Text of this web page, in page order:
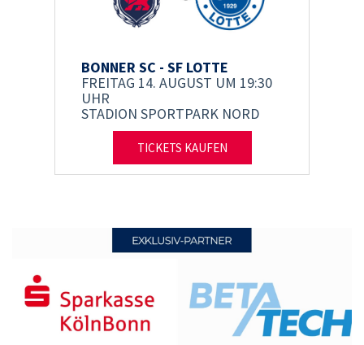
BONNER SC - SF LOTTE
FREITAG 14. AUGUST UM 19:30
UHR
STADION SPORTPARK NORD
TICKETS KAUFEN